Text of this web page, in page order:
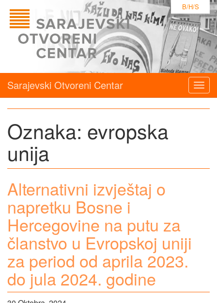
B/H/S
Sarajevski Otvoreni Centar
Oznaka: evropska
unija
Alternativni izvještaj o
napretku Bosne i
Hercegovine na putu za
članstvo u Evropskoj uniji
za period od aprila 2023.
do jula 2024. godine